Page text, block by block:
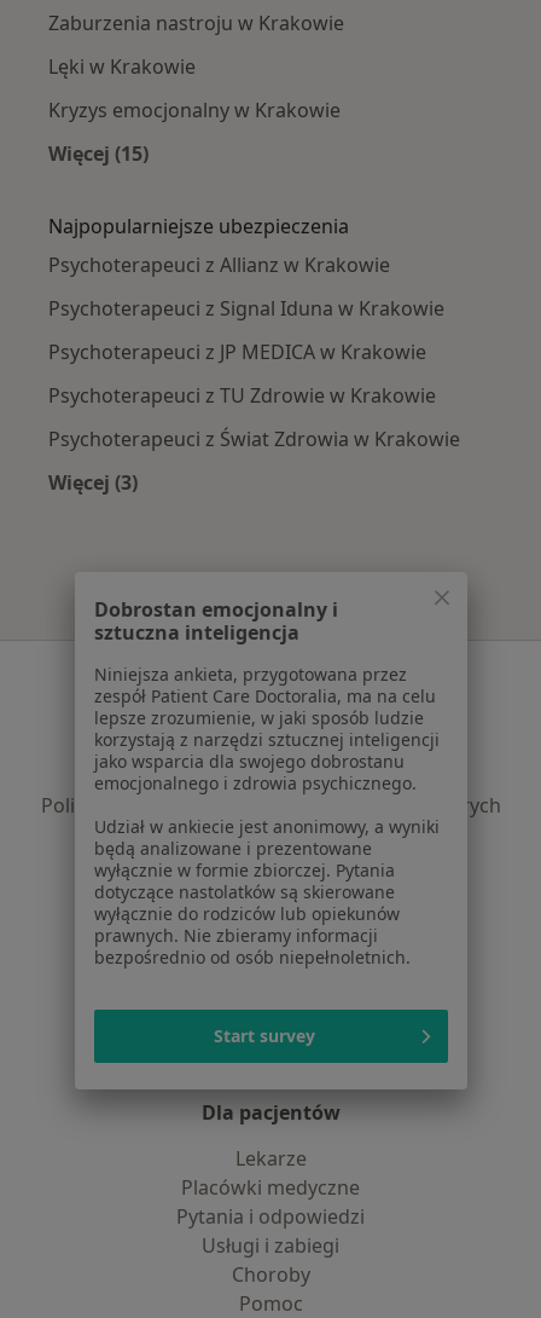
Zaburzenia nastroju w Krakowie
Lęki w Krakowie
Kryzys emocjonalny w Krakowie
Więcej (15)
Najpopularniejsze ubezpieczenia
Psychoterapeuci z Allianz w Krakowie
Psychoterapeuci z Signal Iduna w Krakowie
Psychoterapeuci z JP MEDICA w Krakowie
Psychoterapeuci z TU Zdrowie w Krakowie
Psychoterapeuci z Świat Zdrowia w Krakowie
Więcej (3)
Serwis
Regulamin
Polityka prywatności pacjentów
Polityka prywatności profesjonalistów
Polityka prywatności dla profesjonalistów, których
dane pozyskaliśmy samodzielnie
Polityka cookies
Jak działają wyniki wyszukiwania
Dostępność
O nas
Partnerzy
Centrum prasowe
Kontakt
Dla pacjentów
Lekarze
Placówki medyczne
Pytania i odpowiedzi
Usługi i zabiegi
Choroby
Pomoc
Dobrostan emocjonalny i
sztuczna inteligencja
Niniejsza ankieta, przygotowana przez
zespół Patient Care Doctoralia, ma na celu
lepsze zrozumienie, w jaki sposób ludzie
korzystają z narzędzi sztucznej inteligencji
jako wsparcia dla swojego dobrostanu
emocjonalnego i zdrowia psychicznego.
Udział w ankiecie jest anonimowy, a wyniki
będą analizowane i prezentowane
wyłącznie w formie zbiorczej. Pytania
dotyczące nastolatków są skierowane
wyłącznie do rodziców lub opiekunów
prawnych. Nie zbieramy informacji
bezpośrednio od osób niepełnoletnich.
Start survey